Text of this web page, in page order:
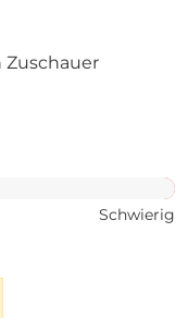
Schwierig